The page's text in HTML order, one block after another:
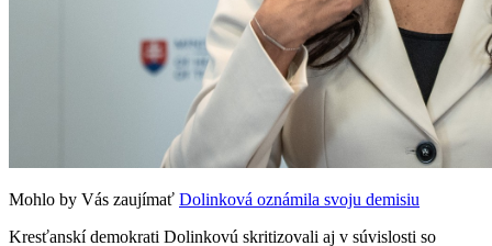
Mohlo by Vás zaujímať Dolinková oznámila svoju demisiu
Kresťanskí demokrati Dolinkovú skritizovali aj v súvislosti so